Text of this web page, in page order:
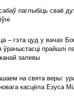
паглыбіць сваё
– гэта цуд у вачах
ўрачыстасці прайшлі
залевы
на свята веры:
касцёла Езуса